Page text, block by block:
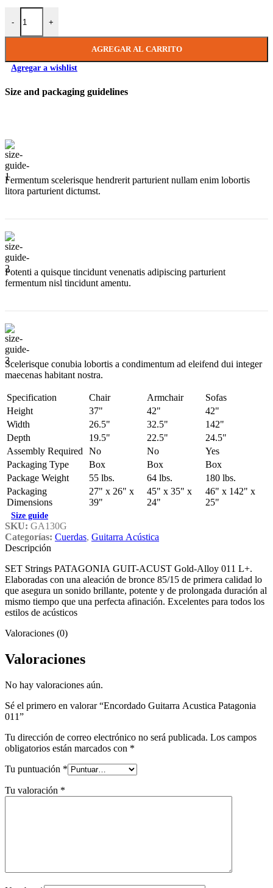
-
Encordado Guitarra Acustica Patagonia 011 cantidad
+
AGREGAR AL CARRITO
Agregar a wishlist
Size and packaging guidelines
Fermentum scelerisque hendrerit parturient nullam enim lobortis
litora parturient dictumst.
Potenti a quisque tincidunt venenatis adipiscing parturient
fermentum nisl tincidunt amentu.
Scelerisque conubia lobortis a condimentum ad eleifend dui integer
maecenas habitant nostra.
Specification Chair Armchair
Sofas
Height
37" 42"
42"
Width
26.5" 32.5"
142"
Depth
19.5" 22.5"
24.5"
Assembly Required
No No
Yes
Packaging Type
Box Box
Box
Package Weight
55 lbs. 64 lbs.
180 lbs.
Packaging
Dimensions
27" x 26" x
39"
45" x 35" x
24"
46" x 142" x
25"
Size guide
SKU: GA130G
Categorías: Cuerdas, Guitarra Acústica
Descripción
SET Strings PATAGONIA GUIT-ACUST Gold-Alloy 011 L+.
Elaboradas con una aleación de bronce 85/15 de primera calidad lo
que asegura un sonido brillante, potente y de prolongada duración al
mismo tiempo que una perfecta afinación. Excelentes para todos los
estilos de acústicos
Valoraciones (0)
Valoraciones
No hay valoraciones aún.
Sé el primero en valorar “Encordado Guitarra Acustica Patagonia
011”
Tu dirección de correo electrónico no será publicada. Los campos
obligatorios están marcados con *
Tu puntuación *
Tu valoración *